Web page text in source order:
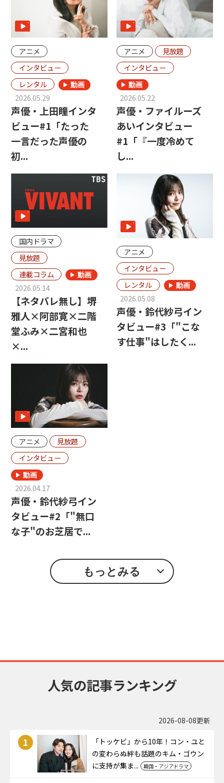
アニメ
インタビュー
レンタル
2026.05.29
声優・上田瞳インタ
ビュー#1「たった
一言だった声優の
初...
アニメ
見放題
インタビュー
2026.05.22
声優・ファイルーズ
あいインタビュー
#1「『一度冷めて
し...
国内ドラマ
見放題
連載コラム
2026.05.14
【ネタバレ無し】堺
雅人×阿部寛×二階
堂ふみ×二宮和也
×...
アニメ
インタビュー
レンタル
2026.05.08
声優・鈴代紗弓イン
タビュー#3「"こな
す仕事"はしたく...
アニメ
見放題
インタビュー
2026.04.17
声優・鈴代紗弓イン
タビュー#2「"無口
な子"のお芝居で...
もっとみる
人気の記事ランキング
2026-08-08更新
1
「トッケビ」から10年！コン・ユと
の変わらぬ絆も話題のキム・ゴウン
に支持が集ま...
韓国・アジアドラマ